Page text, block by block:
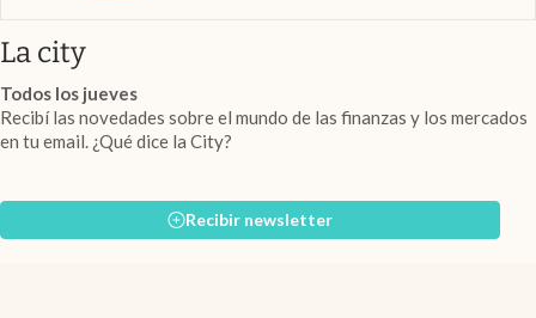
La cityabre en nueva pestaña
Todos los jueves
Recibí las novedades sobre el mundo de las finanzas y los mercados
en tu email. ¿Qué dice la City?
Recibir newsletter